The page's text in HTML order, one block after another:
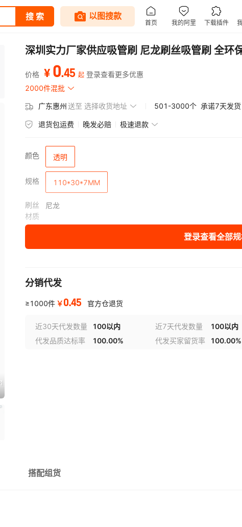
深圳实力厂家供应吸管刷 尼龙刷丝吸管刷 全环
价格 ¥ 0.45 起 登录查看更多优惠
2000件混批
广东惠州送至 选择收货地址 501-3000个 承诺7天发货
退货包运费 晚发必赔 极速退款
颜色 透明
规格 110*30*7MM
刷丝
材质
尼龙
登录查看全部
分销代发
≥1000件 ￥0.45 官方仓退货
近30天代发数量 100以内 近7天代发数量 100以内
代发品质达标率
100.00% 代发买家留货率 100.00%
搭配组货